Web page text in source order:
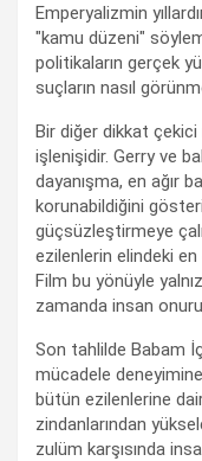
Emperyalizmin
"kamu düzeni"
politikaların gerçek
suçların nasıl
Bir diğer dikkat
işlenişidir. Gerry ve
dayanışma, en ağır
korunabildiğini
güçsüzleştirmeye
ezilenlerin elindeki
Film bu yönüyle
zamanda insan
Son tahlilde Babam
mücadele
bütün ezilenlerine
zindanlarından
zulüm karşısında